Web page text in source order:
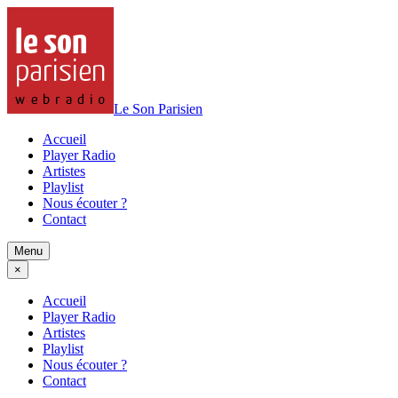
Le Son Parisien
Accueil
Player Radio
Artistes
Playlist
Nous écouter ?
Contact
Menu
×
Accueil
Player Radio
Artistes
Playlist
Nous écouter ?
Contact